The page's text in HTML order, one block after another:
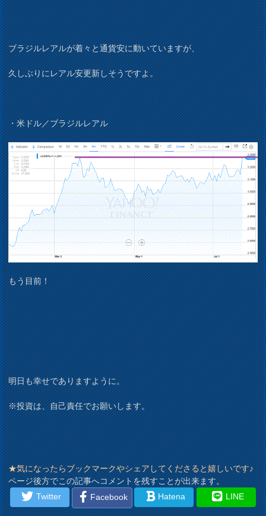
ブラジルレアルが着々と通貨安に動いていますが、
久しぶりにレアル安更新しそうですよ。
・米ドル／ブラジルレアル
もう目前！
明日も幸せでありますように。
※投資は、自己責任でお願いします。
★気になったらブックマークやシェアしてくださると嬉しいです♪
ページ後方でこの記事へコメントを残すことが出来ます。
Twitter
Facebook Hatena LINE